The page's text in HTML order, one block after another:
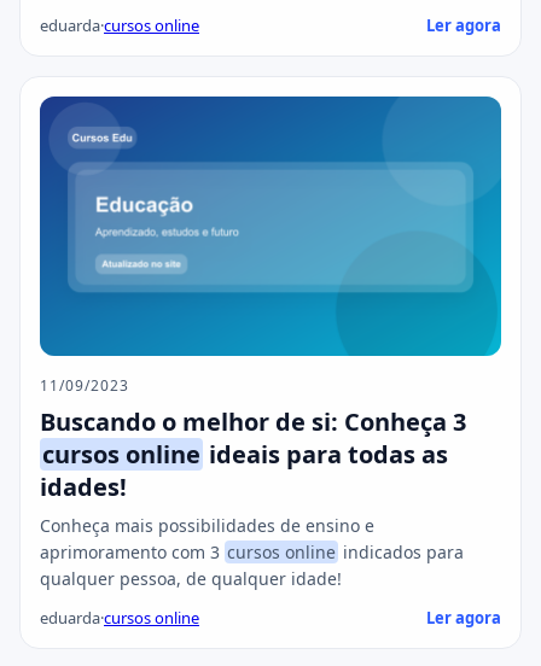
eduarda·cursos online Ler agora
11/09/2023
Buscando o melhor de si: Conheça 3
cursos online ideais para todas as
idades!
Conheça mais possibilidades de ensino e
aprimoramento com 3 cursos online indicados para
qualquer pessoa, de qualquer idade!
eduarda·cursos online Ler agora